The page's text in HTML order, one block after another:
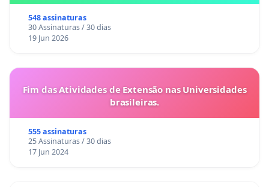
548 assinaturas
30 Assinaturas / 30 dias
19 Jun 2026
Fim das Atividades de Extensão nas Universidades
brasileiras.
555 assinaturas
25 Assinaturas / 30 dias
17 Jun 2024